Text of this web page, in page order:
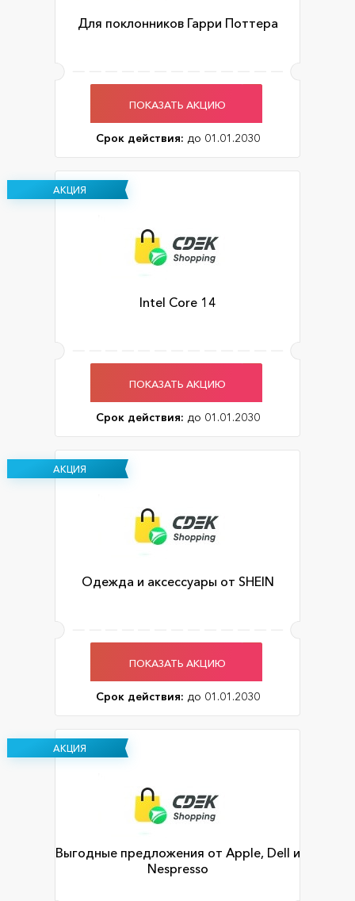
Для поклонников Гарри Поттера
ПОКАЗАТЬ АКЦИЮ
Срок действия: до 01.01.2030
АКЦИЯ
Intel Core 14
ПОКАЗАТЬ АКЦИЮ
Срок действия: до 01.01.2030
АКЦИЯ
Одежда и аксессуары от SHEIN
ПОКАЗАТЬ АКЦИЮ
Срок действия: до 01.01.2030
АКЦИЯ
Выгодные предложения от Apple, Dell и
Nespresso